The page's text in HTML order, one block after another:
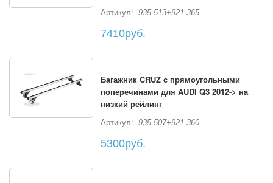
Артикул: 935-513+921-365
7410руб.
Багажник CRUZ c прямоугольными
поперечинами для AUDI Q3 2012-> на
низкий рейлинг
Артикул: 935-507+921-360
5300руб.